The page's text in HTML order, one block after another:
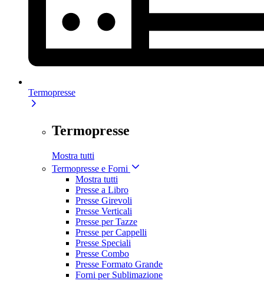
Termopresse
Termopresse
Mostra tutti
Termopresse e Forni
Mostra tutti
Presse a Libro
Presse Girevoli
Presse Verticali
Presse per Tazze
Presse per Cappelli
Presse Speciali
Presse Combo
Presse Formato Grande
Forni per Sublimazione